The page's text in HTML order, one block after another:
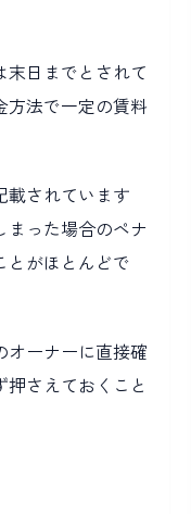
末日までとされて
方法で一定の賃料
載されています
まった場合のペナ
とがほとんどで
オーナーに直接確
さえておくこと